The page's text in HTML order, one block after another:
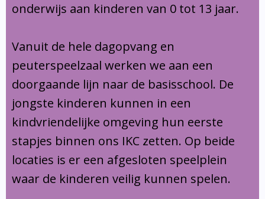
onderwijs aan kinderen van 0 tot 13 jaar.
Vanuit de hele dagopvang en
peuterspeelzaal werken we aan een
doorgaande lijn naar de basisschool. De
jongste kinderen kunnen in een
kindvriendelijke omgeving hun eerste
stapjes binnen ons IKC zetten. Op beide
locaties is er een afgesloten speelplein
waar de kinderen veilig kunnen spelen.